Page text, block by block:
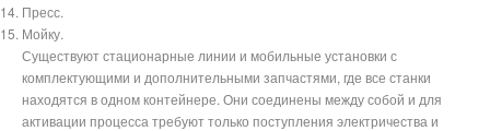
Пресс.
Мойку.
Существуют стационарные линии и мобильные установки с
комплектующими и дополнительными запчастями, где все станки
находятся в одном контейнере. Они соединены между собой и для
активации процесса требуют только поступления электричества и